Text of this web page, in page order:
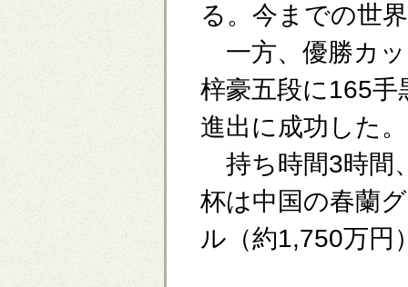
る。今までの世
一方、優勝カッ
梓豪五段に165手
進出に成功した。
持ち時間3時間
杯は中国の春蘭
ル（約1,750万円